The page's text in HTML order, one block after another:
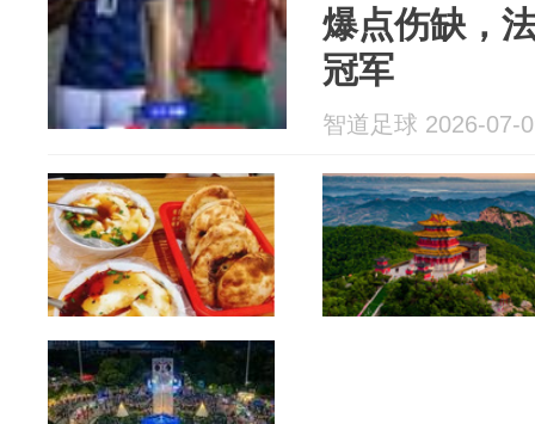
爆点伤缺，
冠军
智道足球 2026-07-